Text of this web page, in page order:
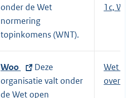
:
t
e
r
n
e
onder de Wet
normering
topinkomens (WNT).
1c,
E
x
t
Woo
Deze
organisatie valt onder
de Wet open
Wet